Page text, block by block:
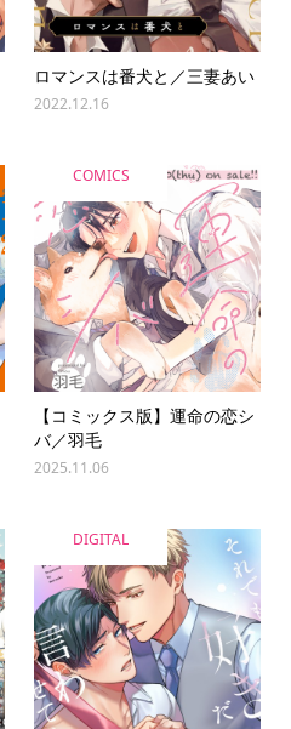
ロマンスは番犬と／三妻あい
2022.12.16
COMICS
【コミックス版】運命の恋シ
バ／羽毛
2025.11.06
DIGITAL